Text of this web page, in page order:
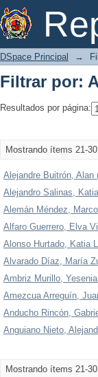
Filtrar por:
DSpace Principal →
Filtrar por:
Resultados por página:
Mostrando ítems 21-
Alejandre Buitrón, Alan
Alejandro Salinas,
Alemán Méndez,
Alfaro Guerrero, Elva
Alonso Hurtado, Katia
Alvarado Díaz, María
Ambriz Murillo,
Amezcua Arreguín,
Anducho Rincón,
Anguiano Nieto,
Mostrando ítems 21-